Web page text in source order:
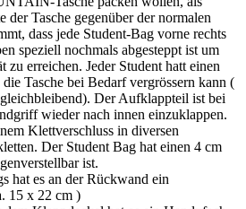
der Tasche gegenüber der normalen
dass jede Student-Bag vorne rechts
speziell nochmals abgesteppt ist um
zu erreichen. Jeder Student hatt einen
Tasche bei Bedarf vergrössern kann (
Der Aufklappteil ist bei
wieder nach innen einzuklappen.
Klettverschluss in diversen
Der Student Bag hat einen 4 cm
ist.
hat es an der Rückwand ein
15 x 22 cm )